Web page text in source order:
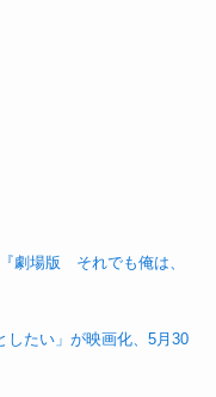
劇場版 それでも俺は、
したい」が映画化、5月30